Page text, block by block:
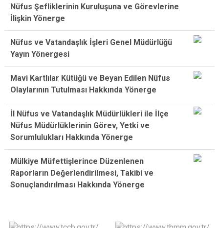
Nüfus Şefliklerinin Kuruluşuna ve Görevlerine
İlişkin Yönerge
Nüfus ve Vatandaşlık İşleri Genel Müdürlüğü
Yayın Yönergesi
Mavi Kartlılar Kütüğü ve Beyan Edilen Nüfus
Olaylarının Tutulması Hakkında Yönerge
İl Nüfus ve Vatandaşlık Müdürlükleri ile İlçe
Nüfus Müdürlüklerinin Görev, Yetki ve
Sorumlulukları Hakkında Yönerge
Mülkiye Müfettişlerince Düzenlenen
Raporların Değerlendirilmesi, Takibi ve
Sonuçlandırılması Hakkında Yönerge